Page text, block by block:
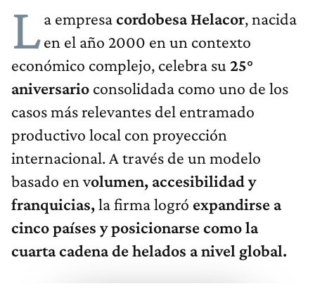
La empresacordobesa Helacor, nacida
en el año 2000 en un contexto
económico complejo, celebra su 25°
aniversario consolidada como uno de los
casos más relevantes del entramado
productivo local con proyección
internacional. A través de un modelo
basado en volumen, accesibilidad y
franquicias,la firma logró expandirse a
cinco países y posicionarse como la
cuarta cadena de helados a nivel global.